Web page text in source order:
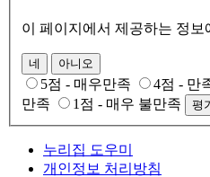
이 페이지에서 제공하는 정
네 아니오
5점 - 매우만족 4점 - 만
만족
1점 - 매우 불만족 평
누리집 도우미
개인정보 처리방침